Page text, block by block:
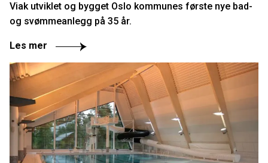
Viak utviklet og bygget Oslo kommunes første nye bad-
og svømmeanlegg på 35 år.
Les mer